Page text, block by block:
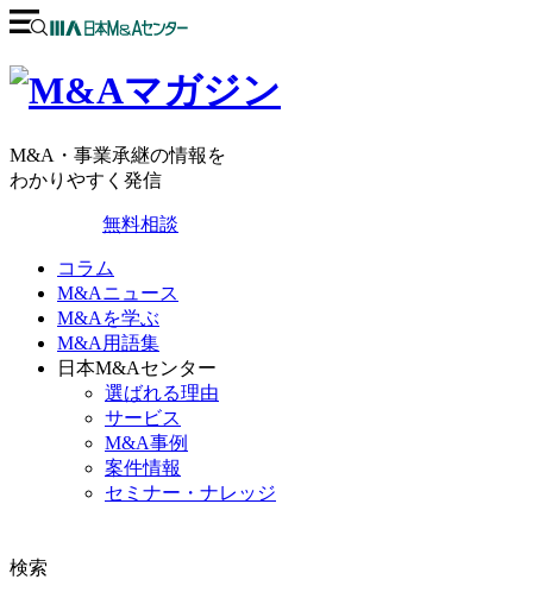
M&A・事業承継の情報を
わかりやすく発信
無料相談
コラム
M&Aニュース
M&Aを学ぶ
M&A用語集
日本M&Aセンター
選ばれる理由
サービス
M&A事例
案件情報
セミナー・ナレッジ
検索